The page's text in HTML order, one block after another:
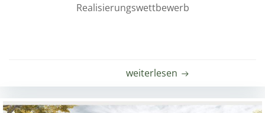
Realisierungswettbewerb
weiterlesen